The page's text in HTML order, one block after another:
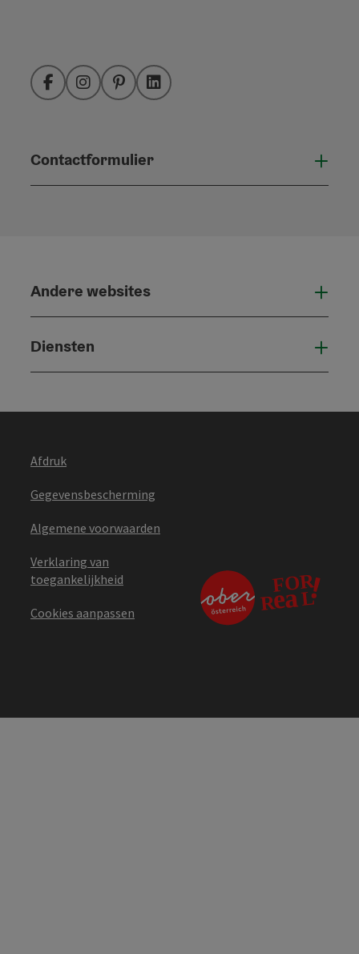
FacebookInstagramPinterestLinkedIn
Contactformulier
Andere websites
Diensten
Afdruk
Gegevensbescherming
Algemene voorwaarden
Verklaring van
toegankelijkheid
Cookies aanpassen